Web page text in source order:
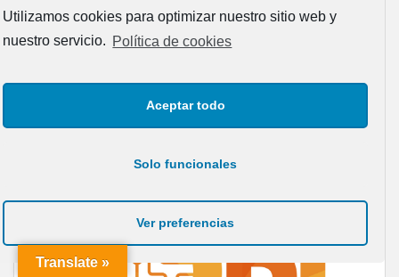
Utilizamos cookies para optimizar nuestro sitio web y
nuestro servicio. Política de cookies
Aceptar todo
Solo funcionales
Ver preferencias
Translate »